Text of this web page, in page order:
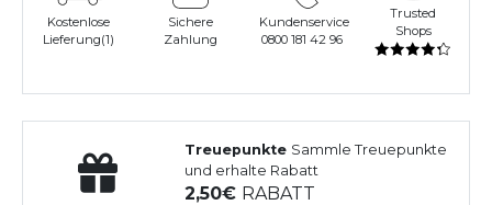
Kostenlose
Lieferung(1)
Sichere
Zahlung
Kundenservice
0800 181 42 96
Trusted
Shops
Treuepunkte Sammle Treuepunkte
und erhalte Rabatt
2,50 RABATT